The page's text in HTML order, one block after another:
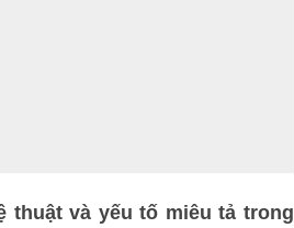
thuật và yếu tố miêu tả trong